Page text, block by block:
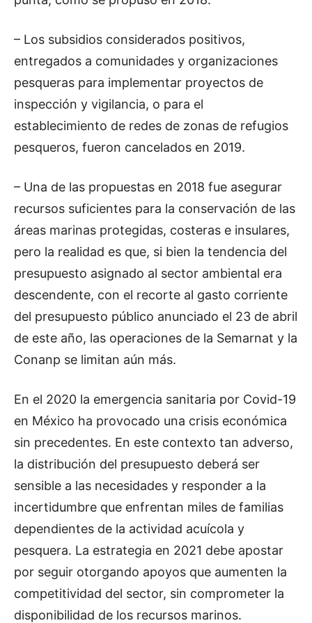
– Los subsidios considerados positivos,
entregados a comunidades y organizaciones
pesqueras para implementar proyectos de
inspección y vigilancia, o para el
establecimiento de redes de zonas de refugios
pesqueros, fueron cancelados en 2019.
– Una de las propuestas en 2018 fue asegurar
recursos suficientes para la conservación de las
áreas marinas protegidas, costeras e insulares,
pero la realidad es que, si bien la tendencia del
presupuesto asignado al sector ambiental era
descendente, con el recorte al gasto corriente
del presupuesto público anunciado el 23 de abril
de este año, las operaciones de la Semarnat y la
Conanp se limitan aún más.
En el 2020 la emergencia sanitaria por Covid-19
en México ha provocado una crisis económica
sin precedentes. En este contexto tan adverso,
la distribución del presupuesto deberá ser
sensible a las necesidades y responder a la
incertidumbre que enfrentan miles de familias
dependientes de la actividad acuícola y
pesquera. La estrategia en 2021 debe apostar
por seguir otorgando apoyos que aumenten la
competitividad del sector, sin comprometer la
disponibilidad de los recursos marinos.